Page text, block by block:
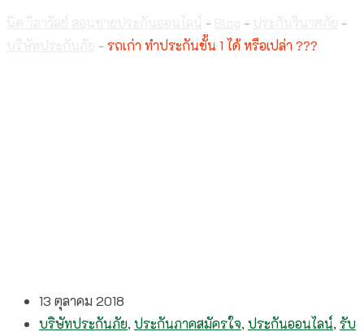
- -
-
-รถเก่า ทำประกันชั้น 1 ได้ หรือเปล่า ???
13 ตุลาคม 2018
บริษัทประกันภัย, ประกันภาคสมัครใจ, ประกันออนไลน์, รับ